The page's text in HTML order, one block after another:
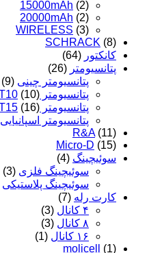
15000mAh (2)
20000mAh (2)
WIRELESS (3)
SCHRACK (8)
کانکتور (64)
پتانسیومتر (26)
پتانسیومتر چینی (9)
پتانسیومتر PT10 (10)
پتانسیومتر PT15 (16)
پتانسیومتر اسپانیایی
R&A (11)
Micro-D (15)
سوئیچینگ (4)
سوئیچینگ فلزی (3)
سوئیچینگ پلاستیکی
کارت رله (7)
۴ کانال
(3)
۸ کانال
(3)
۱۶ کانال
(1)
molicell
(1)